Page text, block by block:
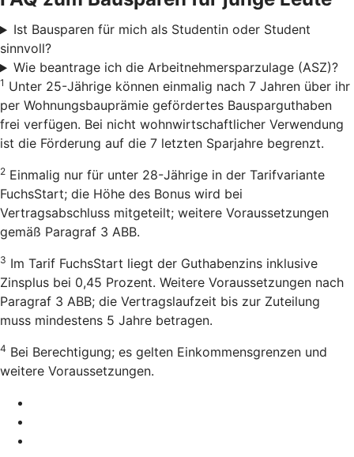
Ist Bausparen für mich als Studentin oder Student
sinnvoll?
Wie beantrage ich die Arbeitnehmersparzulage (ASZ)?
1 Unter 25-Jährige können einmalig nach 7 Jahren über ihr
per Wohnungsbauprämie gefördertes Bausparguthaben
frei verfügen. Bei nicht wohnwirtschaftlicher Verwendung
ist die Förderung auf die 7 letzten Sparjahre begrenzt.
2 Einmalig nur für unter 28-Jährige in der Tarifvariante
FuchsStart; die Höhe des Bonus wird bei
Vertragsabschluss mitgeteilt; weitere Voraussetzungen
gemäß Paragraf 3 ABB.
3 Im Tarif FuchsStart liegt der Guthabenzins inklusive
Zinsplus bei 0,45 Prozent. Weitere Voraussetzungen nach
Paragraf 3 ABB; die Vertragslaufzeit bis zur Zuteilung
muss mindestens 5 Jahre betragen.
4 Bei Berechtigung; es gelten Einkommensgrenzen und
weitere Voraussetzungen.